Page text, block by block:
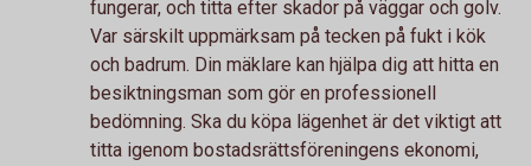
fungerar, och titta efter skador på väggar och golv.
Var särskilt uppmärksam på tecken på fukt i kök
och badrum. Din mäklare kan hjälpa dig att hitta en
besiktningsman som gör en professionell
bedömning. Ska du köpa lägenhet är det viktigt att
titta igenom bostadsrättsföreningens ekonomi,